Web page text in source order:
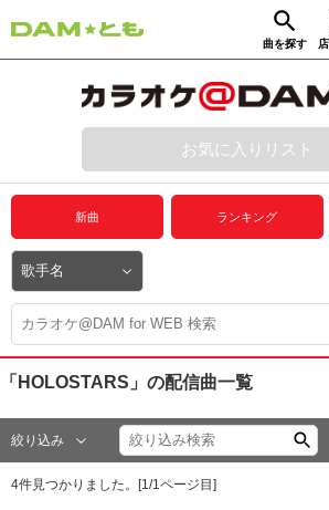
曲を探す
動画からさがす
ログイン
プレミアムサービス
DAM★とも動画
DAM★とも録音
カラオケ＠DAM
ユーザー検索
お気に入りリスト
新曲 ランキング
「HOLOSTARS」 の配信曲一覧
絞り込み
4件見つかりました。[1 /1 ページ目]